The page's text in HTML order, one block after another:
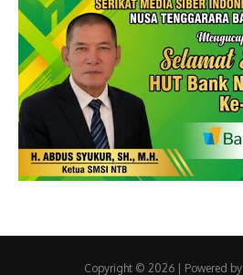
Copyright © 2026 | Powered by